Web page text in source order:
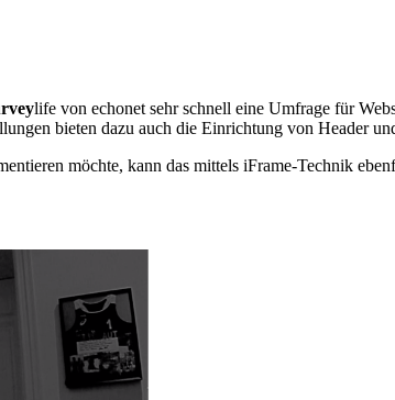
life von echonet sehr schnell eine Umfrage für
bieten dazu auch die Einrichtung von Header
möchte, kann das mittels iFrame-Technik